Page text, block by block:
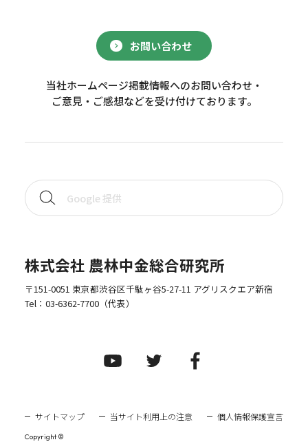
お問い合わせ
当社ホームページ掲載情報へのお問い合わせ・
ご意見・ご感想などを受け付けております。
株式会社 農林中金総合研究所
〒151-0051 東京都渋谷区千駄ヶ谷5-27-11 アグリスクエア新宿
Tel： 03-6362-7700（代表）
サイトマップ 当サイト利用上の注意 個人情報保護宣言
Copyright ©